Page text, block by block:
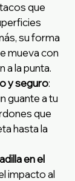
que
su forma
mueva con
a la punta.
y seguro:
guante a tu
que
hasta la
en el
impacto al